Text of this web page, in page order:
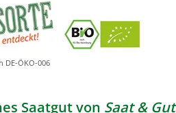
DE-ÖKO-006
Saatgut von Saat & Gut